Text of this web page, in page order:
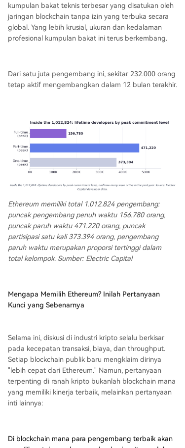
kumpulan bakat teknis terbesar yang disatukan oleh
jaringan blockchain tanpa izin yang terbuka secara
global. Yang lebih krusial, ukuran dan kedalaman
profesional kumpulan bakat ini terus berkembang.
Dari satu juta pengembang ini, sekitar 232.000 orang
tetap aktif mengembangkan dalam 12 bulan terakhir.
Ethereum memiliki total 1.012.824 pengembang:
puncak pengembang penuh waktu 156.780 orang,
puncak paruh waktu 471.220 orang, puncak
partisipasi satu kali 373.394 orang, pengembang
paruh waktu merupakan proporsi tertinggi dalam
total kelompok. Sumber: Electric Capital
Mengapa Memilih Ethereum? Inilah Pertanyaan
Kunci yang Sebenarnya
Selama ini, diskusi di industri kripto selalu berkisar
pada kecepatan transaksi, biaya, dan throughput.
Setiap blockchain publik baru mengklaim dirinya
"lebih cepat dari Ethereum." Namun, pertanyaan
terpenting di ranah kripto bukanlah blockchain mana
yang memiliki kinerja terbaik, melainkan pertanyaan
inti lainnya:
Di blockchain mana para pengembang terbaik akan